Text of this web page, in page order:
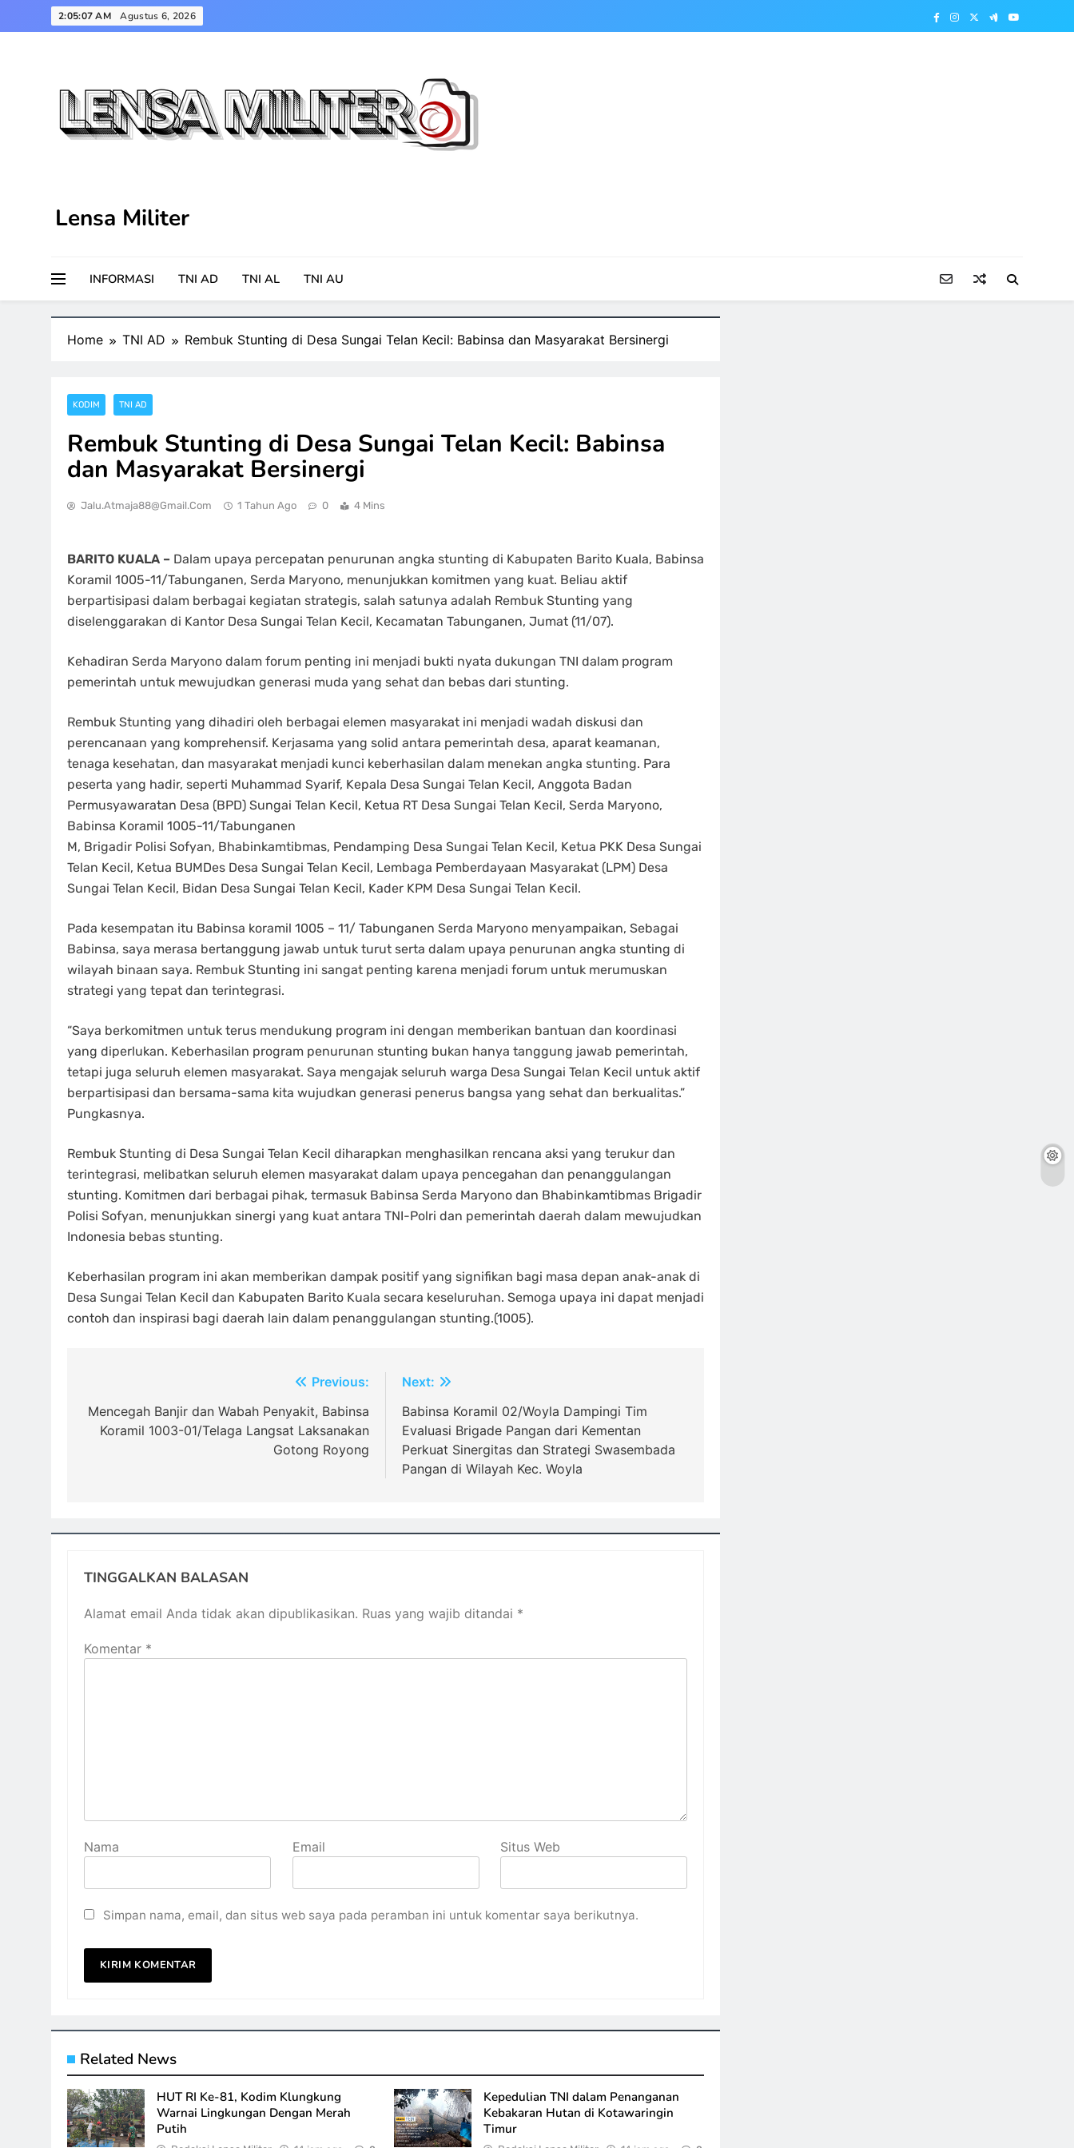
to
2:05:08 AM Agustus 6, 2026
Lensa Militer
INFORMASI TNI AD TNI AL TNI AU
Home TNI AD Rembuk Stunting di Desa Sungai Telan Kecil: Babinsa dan Masyarakat Bersinergi
KODIM TNI AD
Rembuk Stunting di Desa Sungai Telan Kecil: Babinsa
dan Masyarakat Bersinergi
Jalu.atmaja88@gmail.com 1 Tahun Ago 0 4 Mins
BARITO KUALA – Dalam upaya percepatan penurunan angka stunting di Kabupaten Barito Kuala, Babinsa
Koramil 1005-11/Tabunganen, Serda Maryono, menunjukkan komitmen yang kuat. Beliau aktif
berpartisipasi dalam berbagai kegiatan strategis, salah satunya adalah Rembuk Stunting yang
diselenggarakan di Kantor Desa Sungai Telan Kecil, Kecamatan Tabunganen, Jumat (11/07).
Kehadiran Serda Maryono dalam forum penting ini menjadi bukti nyata dukungan TNI dalam program
pemerintah untuk mewujudkan generasi muda yang sehat dan bebas dari stunting.
Rembuk Stunting yang dihadiri oleh berbagai elemen masyarakat ini menjadi wadah diskusi dan
perencanaan yang komprehensif. Kerjasama yang solid antara pemerintah desa, aparat keamanan,
tenaga kesehatan, dan masyarakat menjadi kunci keberhasilan dalam menekan angka stunting. Para
peserta yang hadir, seperti Muhammad Syarif, Kepala Desa Sungai Telan Kecil, Anggota Badan
Permusyawaratan Desa (BPD) Sungai Telan Kecil, Ketua RT Desa Sungai Telan Kecil, Serda Maryono,
Babinsa Koramil 1005-11/Tabunganen
M, Brigadir Polisi Sofyan, Bhabinkamtibmas, Pendamping Desa Sungai Telan Kecil, Ketua PKK Desa Sungai
Telan Kecil, Ketua BUMDes Desa Sungai Telan Kecil, Lembaga Pemberdayaan Masyarakat (LPM) Desa
Sungai Telan Kecil, Bidan Desa Sungai Telan Kecil, Kader KPM Desa Sungai Telan Kecil.
Pada kesempatan itu Babinsa koramil 1005 – 11/ Tabunganen Serda Maryono menyampaikan, Sebagai
Babinsa, saya merasa bertanggung jawab untuk turut serta dalam upaya penurunan angka stunting di
wilayah binaan saya. Rembuk Stunting ini sangat penting karena menjadi forum untuk merumuskan
strategi yang tepat dan terintegrasi.
“Saya berkomitmen untuk terus mendukung program ini dengan memberikan bantuan dan koordinasi
yang diperlukan. Keberhasilan program penurunan stunting bukan hanya tanggung jawab pemerintah,
tetapi juga seluruh elemen masyarakat. Saya mengajak seluruh warga Desa Sungai Telan Kecil untuk aktif
berpartisipasi dan bersama-sama kita wujudkan generasi penerus bangsa yang sehat dan berkualitas.”
Pungkasnya.
Rembuk Stunting di Desa Sungai Telan Kecil diharapkan menghasilkan rencana aksi yang terukur dan
terintegrasi, melibatkan seluruh elemen masyarakat dalam upaya pencegahan dan penanggulangan
stunting. Komitmen dari berbagai pihak, termasuk Babinsa Serda Maryono dan Bhabinkamtibmas Brigadir
Polisi Sofyan, menunjukkan sinergi yang kuat antara TNI-Polri dan pemerintah daerah dalam mewujudkan
Indonesia bebas stunting.
Keberhasilan program ini akan memberikan dampak positif yang signifikan bagi masa depan anak-anak di
Desa Sungai Telan Kecil dan Kabupaten Barito Kuala secara keseluruhan. Semoga upaya ini dapat menjadi
contoh dan inspirasi bagi daerah lain dalam penanggulangan stunting.(1005).
pos
Previous:
Mencegah Banjir dan Wabah Penyakit, Babinsa
Koramil 1003-01/Telaga Langsat Laksanakan
Gotong Royong
Next:
Babinsa Koramil 02/Woyla Dampingi Tim
Evaluasi Brigade Pangan dari Kementan
Perkuat Sinergitas dan Strategi Swasembada
Pangan di Wilayah Kec. Woyla
TINGGALKAN BALASAN
Alamat email Anda tidak akan dipublikasikan. Ruas yang wajib ditandai *
Komentar *
Nama Email Situs Web
Simpan nama, email, dan situs web saya pada peramban ini untuk komentar saya berikutnya.
Related News
HUT RI Ke-81, Kodim Klungkung
Warnai Lingkungan Dengan Merah
Putih
Kepedulian TNI dalam Penanganan
Kebakaran Hutan di Kotawaringin
Timur